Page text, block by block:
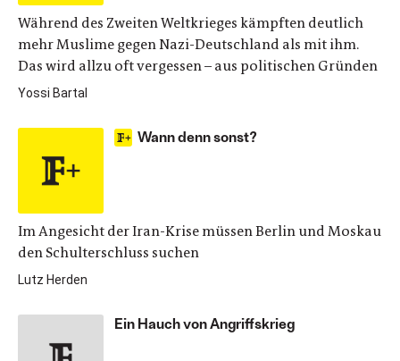
Während des Zweiten Weltkrieges kämpften deutlich
mehr Muslime gegen Nazi-Deutschland als mit ihm.
Das wird allzu oft vergessen – aus politischen Gründen
Yossi Bartal
Wann denn sonst?
Im Angesicht der Iran-Krise müssen Berlin und Moskau
den Schulterschluss suchen
Lutz Herden
Ein Hauch von Angriffskrieg